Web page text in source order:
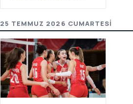
25 TEMMUZ 2026 CUMARTESI